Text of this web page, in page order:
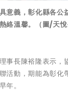
意義，彰化縣各公
絡溫馨。（圖/天悅
事長陳裕隆表示，
活動，期能為彰化
年。